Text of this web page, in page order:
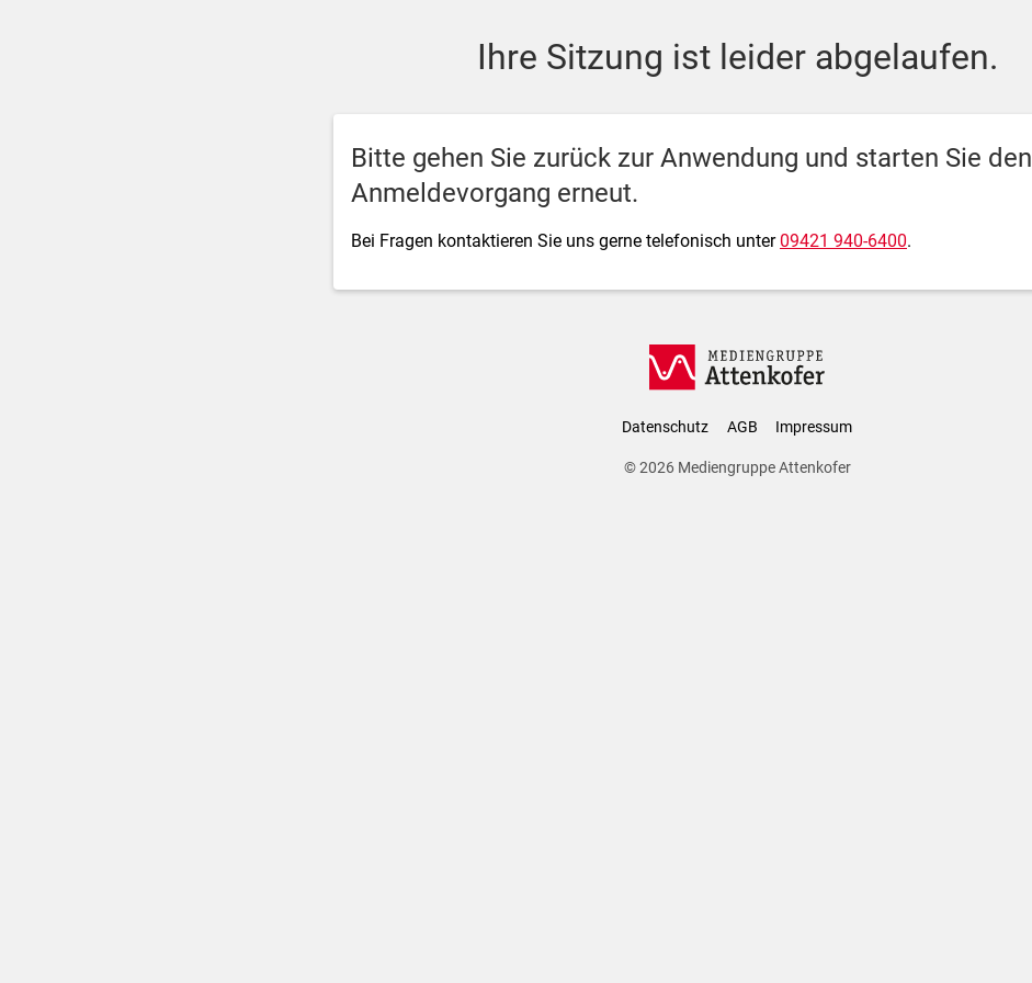
SSO Single-Sign-On der Mediengruppe Attenkofer
Ihre Sitzung ist leider abgelaufen.
Bitte gehen Sie zurück zur Anwendung und starten Sie den
Anmeldevorgang erneut.
Bei Fragen kontaktieren Sie uns gerne telefonisch unter09421 940-6400.
Datenschutz AGB Impressum
© 2026 Mediengruppe Attenkofer